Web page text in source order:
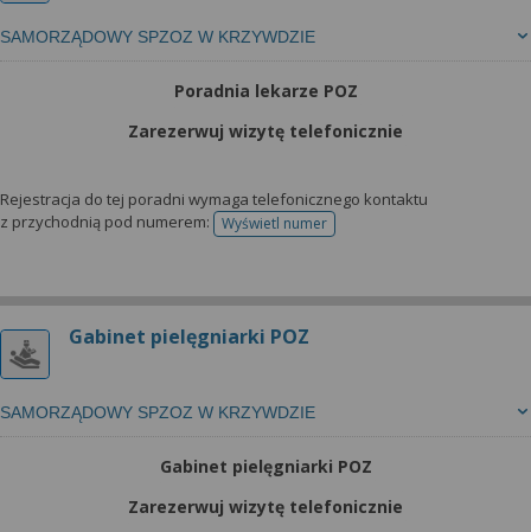
SAMORZĄDOWY SPZOZ W KRZYWDZIE
Poradnia lekarze POZ
Zarezerwuj wizytę telefonicznie
Rejestracja do tej poradni wymaga telefonicznego kontaktu
z przychodnią pod numerem:
Wyświetl numertelefonu do rejestracji
Gabinet pielęgniarki POZ
SAMORZĄDOWY SPZOZ W KRZYWDZIE
Gabinet pielęgniarki POZ
Zarezerwuj wizytę telefonicznie